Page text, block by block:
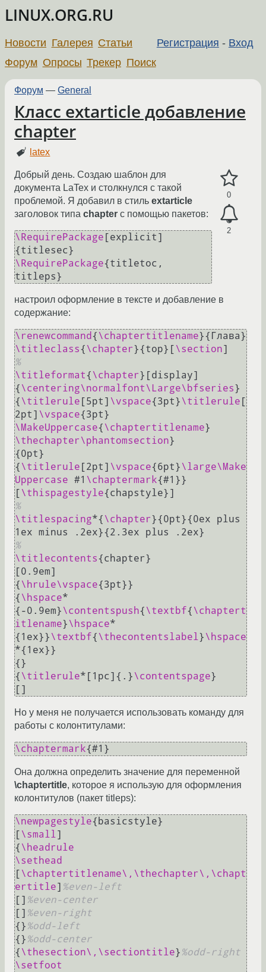
LINUX.ORG.RU
Регистрация - Вход
Новости Галерея Статьи
Форум Опросы Трекер Поиск
Форум — General
Класс extarticle добавление
chаpter
latex
0
2
Добрый день. Создаю шаблон для
документа LaTex и столкнулся с такой
проблемой. Я добавил в стиль extarticle
заголовок типа chapter с помощью пакетов:
\RequirePackage [explicit]
\RequirePackage{titletoc,
настроил оформление в тексте и добавление в
содержание:
\renewcommand{\chaptertitlename
\titleclass{\chapter}{top}[\section
%
\titleformat{\chapter}[display]
{\centering\normalfont\Large\bfseries}
{\titlerule [5pt] \vspace{3pt}\titlerule [
2pt] \vspace
\MakeUppercase{\chaptertitlename
\thechapter\phantomsection}
{0pt}
{\titlerule [2pt] \vspace{6pt}\large\Make
Uppercase #1 \chaptermark{#1 }}
[\thispagestyle
%
\titlespacing*{\chapter}{0pt}{0ex plus
%
\titlecontents{chapter}
[0.9em]
{\hrule\vspace{3pt}}
{\hspace*
{-0.9em}\contentspush{\textbf{\chaptert
itlename}\hspace*
{1ex}}\textbf{\thecontentslabel}\hspace
*{1ex}}
{}
{\titlerule*[1pc]{.}\contentspage}
Но у меня не получается использовать команду для
работы с колонтитулами:
\chaptermark{#1
Она должна определить значение для переменной
\chaptertitle, которое я использую для оформления
колонтитулов (пакет titleps):
\newpagestyle{basicstyle}
[\small]
{\headrule
\sethead
[\chaptertitlename\, \thechapter\, \chapt
ertitle] %even-left
[] %even-center
[] %even-right
{} %odd-left
{} %odd-center
{\thesection\, \sectiontitle} %odd-right
\setfoot